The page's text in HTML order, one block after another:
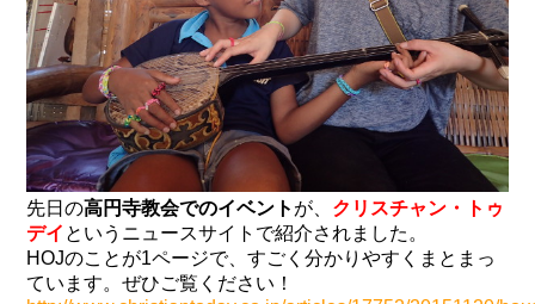
先日の高円寺教会でのイベント が、 クリスチャン・トゥ
デイ というニュースサイトで紹介されました。
HOJのことが1ページで、すごく分かりやすくまとまっ
ています。ぜひご覧ください！